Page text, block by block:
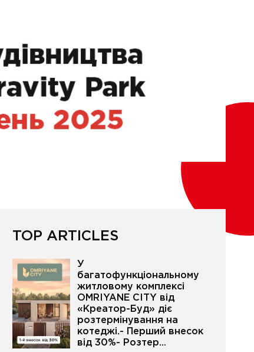
TOP ARTICLES
У
багатофункціональному
житловому комплексі
OMRIYANE CITY від
«Креатор-Буд» діє
розтермінування на
котеджі.- Перший внесок
від 30%- Розтер...